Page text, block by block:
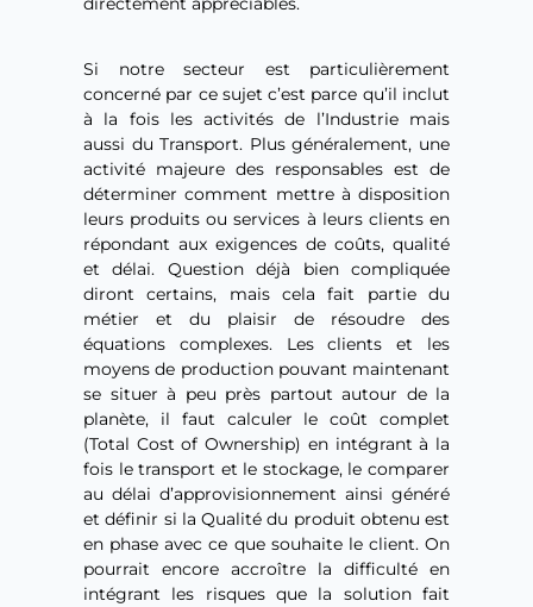
Si notre secteur est particulièrement
concerné par ce sujet c’est parce qu’il inclut
à la fois les activités de l’Industrie mais
aussi du Transport. Plus généralement, une
activité majeure des responsables est de
déterminer comment mettre à disposition
leurs produits ou services à leurs clients en
répondant aux exigences de coûts, qualité
et délai. Question déjà bien compliquée
diront certains, mais cela fait partie du
métier et du plaisir de résoudre des
équations complexes. Les clients et les
moyens de production pouvant maintenant
se situer à peu près partout autour de la
planète, il faut calculer le coût complet
(Total Cost of Ownership) en intégrant à la
fois le transport et le stockage, le comparer
au délai d’approvisionnement ainsi généré
et définir si la Qualité du produit obtenu est
en phase avec ce que souhaite le client. On
pourrait encore accroître la difficulté en
intégrant les risques que la solution fait